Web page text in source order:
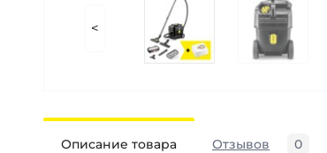
<
Описание товара Отзывов 0